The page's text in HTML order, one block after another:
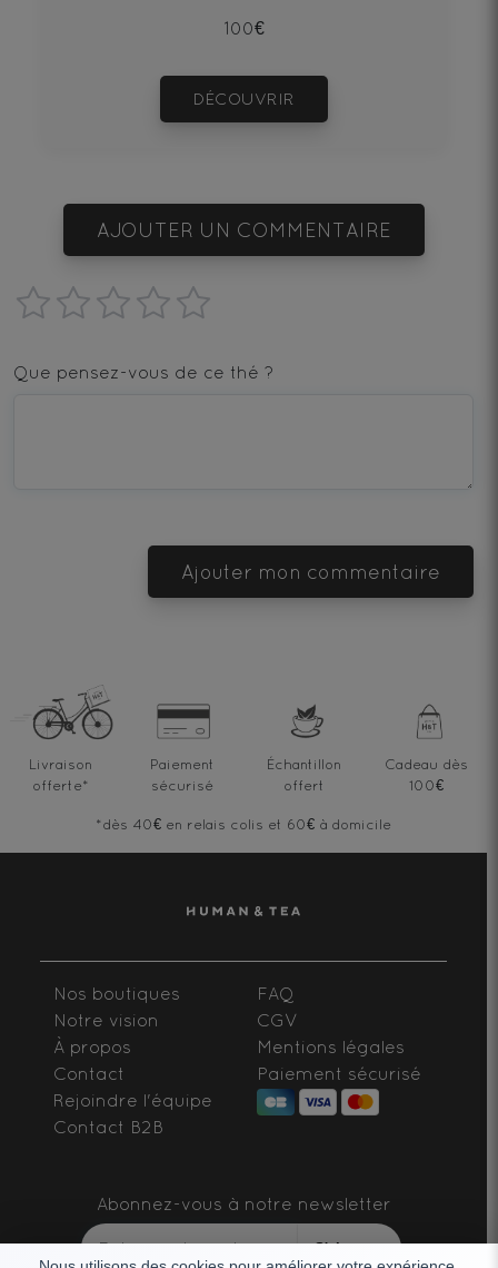
100€
DÉCOUVRIR
AJOUTER UN COMMENTAIRE
star
—
—
stars
Que pensez-vous de ce thé ?
Ajouter mon commentaire
Livraison
offerte*
Paiement
sécurisé
Échantillon
offert
Cadeau dès
100€
*dès 40€ en relais colis et 60€ à domicile
Nos boutiques
Notre vision
À propos
Contact
Rejoindre l'équipe
Contact B2B
FAQ
CGV
Mentions légales
Paiement sécurisé
Abonnez-vous à notre newsletter
S'abonner